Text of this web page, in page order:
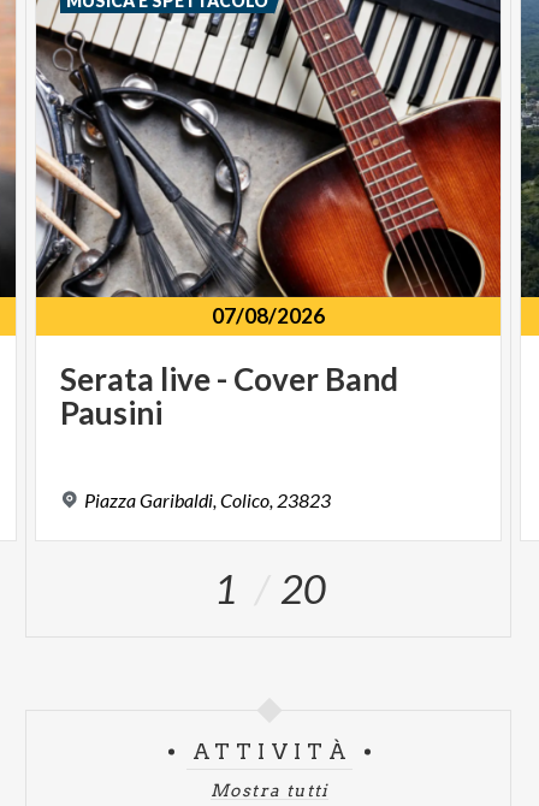
07/08/2026
Serata live- Cover Band
Pausini
PiazzaGaribaldi,Colico, 23823
1 20
ATTIVITÀ
Mostra tutti